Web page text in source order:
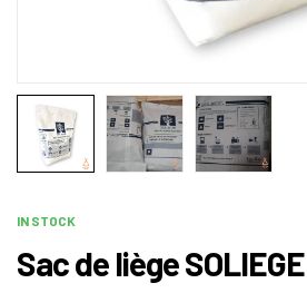
IN STOCK
Sac de liège SOLIEGE